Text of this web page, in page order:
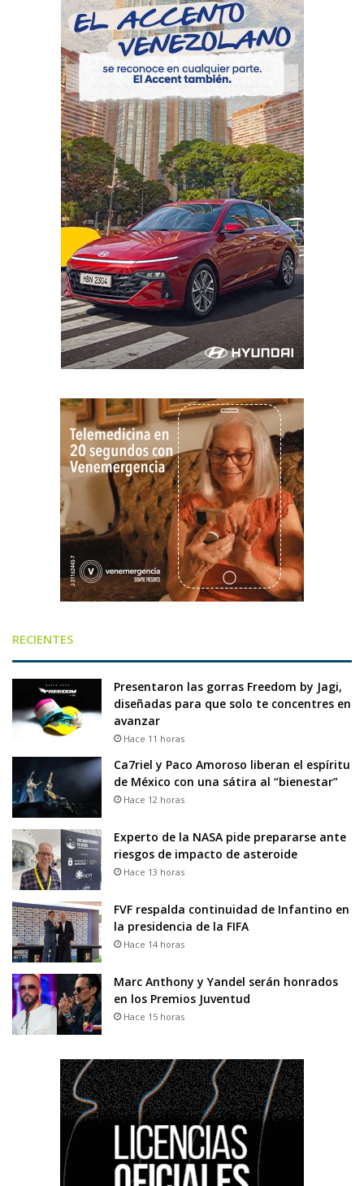
RECIENTES
Presentaron las gorras Freedom by Jagi,
diseñadas para que solo te concentres en
avanzar
Hace 11 horas
Ca7riel y Paco Amoroso liberan el espíritu
de México con una sátira al “bienestar”
Hace 12 horas
Experto de la NASA pide prepararse ante
riesgos de impacto de asteroide
Hace 13 horas
FVF respalda continuidad de Infantino en
la presidencia de la FIFA
Hace 14 horas
Marc Anthony y Yandel serán honrados
en los Premios Juventud
Hace 15 horas